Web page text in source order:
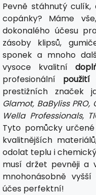
Pevně stáhnutý
copánky? Máme
dokonalého účesu
zásoby klipsů,
sponek a mnoho
vysoce kvalitní
profesionální použití
prestižních značek
Glamot, BaByliss
Wella Professionals,
Tyto pomůcky
kvalitnějších
odolat teplu i
musí držet pevněji a
mnohonásobně
účes perfektní!